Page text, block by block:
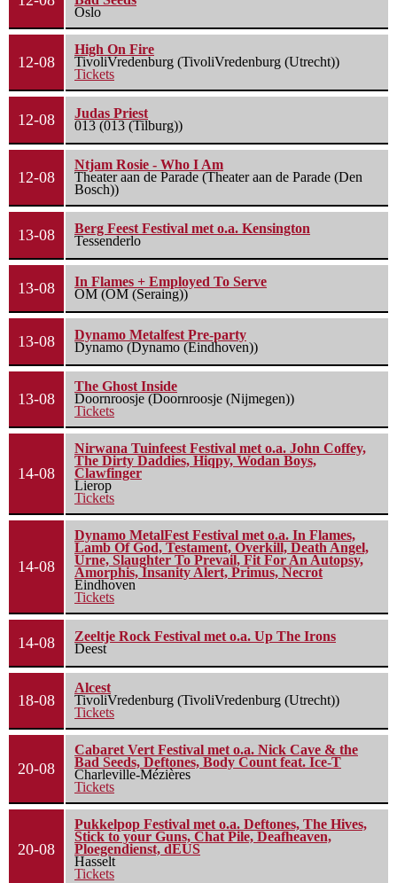
Oslo
12-08
High On Fire
TivoliVredenburg (TivoliVredenburg (Utrecht))
Tickets
12-08
Judas Priest
013 (013 (Tilburg))
12-08
Ntjam Rosie - Who I Am
Theater aan de Parade (Theater aan de Parade (Den
Bosch))
13-08
Berg Feest Festival met o.a. Kensington
Tessenderlo
13-08
In Flames + Employed To Serve
OM (OM (Seraing))
13-08
Dynamo Metalfest Pre-party
Dynamo (Dynamo (Eindhoven))
13-08
The Ghost Inside
Doornroosje (Doornroosje (Nijmegen))
Tickets
14-08
Nirwana Tuinfeest Festival met o.a. John Coffey,
The Dirty Daddies, Hiqpy, Wodan Boys,
Clawfinger
Lierop
Tickets
14-08
Dynamo MetalFest Festival met o.a. In Flames,
Lamb Of God, Testament, Overkill, Death Angel,
Urne, Slaughter To Prevail, Fit For An Autopsy,
Amorphis, Insanity Alert, Primus, Necrot
Eindhoven
Tickets
14-08
Zeeltje Rock Festival met o.a. Up The Irons
Deest
18-08
Alcest
TivoliVredenburg (TivoliVredenburg (Utrecht))
Tickets
20-08
Cabaret Vert Festival met o.a. Nick Cave & the
Bad Seeds, Deftones, Body Count feat. Ice-T
Charleville-Mézières
Tickets
20-08
Pukkelpop Festival met o.a. Deftones, The Hives,
Stick to your Guns, Chat Pile, Deafheaven,
Ploegendienst, dEUS
Hasselt
Tickets